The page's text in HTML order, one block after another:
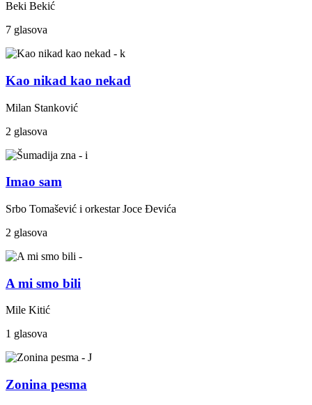
Beki Bekić
7 glasova
Kao nikad kao nekad
Milan Stanković
2 glasova
Imao sam
Srbo Tomašević i orkestar Joce Đevića
2 glasova
A mi smo bili
Mile Kitić
1 glasova
Zonina pesma